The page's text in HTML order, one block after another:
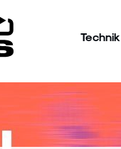
Technik